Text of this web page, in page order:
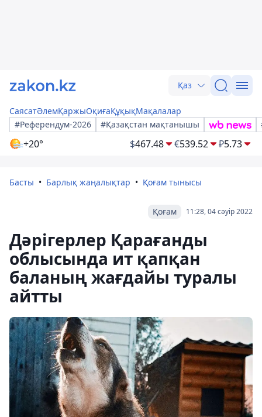
Қаз
СаясатӘлемҚаржыОқиғаҚұқықМақалалар
#Референдум-2026
#Қазақстан мақтанышы
+20° $467.48 €539.52 ₽5.73
Басты Барлық жаңалықтар Қоғам тынысы
11:28, 04 сәуір 2022
Қоғам
Дәрігерлер Қарағанды ​​
облысында ит қапқан
баланың жағдайы туралы
айтты